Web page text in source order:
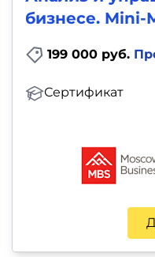
бизнесе. Mini-
199 000 руб.
Сертификат